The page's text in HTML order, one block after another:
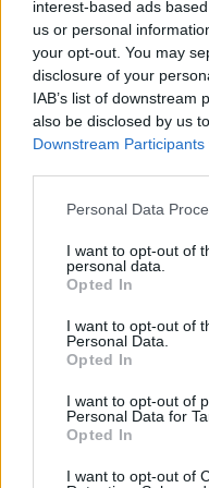
interest-based ads
us or personal
your opt-out. You may
disclosure of your
IAB’s list of downstream
also be disclosed by us
Downstream Participants
Personal Data
I want to opt-out of
personal data.
Opted In
I want to opt-out of
Personal Data.
Opted In
I want to opt-out of
Personal Data for
Opted In
I want to opt-out of
Martín de Trevejo, el
Gata, de más de 100
además, los castaños
en la Red de Áreas
Árboles Singulares.
acebo, de mostajo o
observar también
protegidas; mientras
de la cumbre del
junto a otras
interés especial,
Regional de Especies
determinan la
estas sierras.
del pico Jálama se
característico
“cambrión”. El